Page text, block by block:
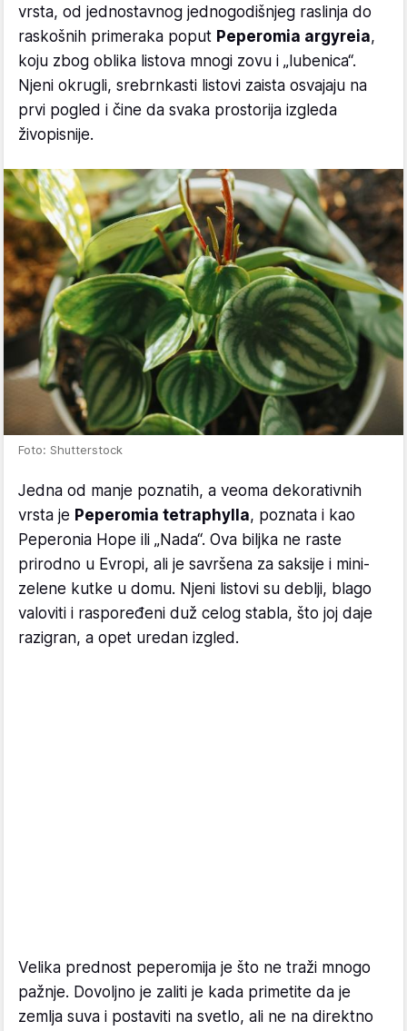
vrsta, od jednostavnog jednogodišnjeg raslinja do
raskošnih primeraka poput Peperomia argyreia,
koju zbog oblika listova mnogi zovu i „lubenica“.
Njeni okrugli, srebrnkasti listovi zaista osvajaju na
prvi pogled i čine da svaka prostorija izgleda
živopisnije.
Foto: Shutterstock
Jedna od manje poznatih, a veoma dekorativnih
vrsta je Peperomia tetraphylla, poznata i kao
Peperonia Hope ili „Nada“. Ova biljka ne raste
prirodno u Evropi, ali je savršena za saksije i mini-
zelene kutke u domu. Njeni listovi su deblji, blago
valoviti i raspoređeni duž celog stabla, što joj daje
razigran, a opet uredan izgled.
Velika prednost peperomija je što ne traži mnogo
pažnje. Dovoljno je zaliti je kada primetite da je
zemlja suva i postaviti na svetlo, ali ne na direktno